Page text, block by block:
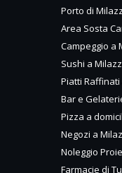
Porto di
Area Sosta
Campeggio a
Sushi a
Piatti
Bar e
Pizza a
Negozi a
Noleggio
Farmacie di